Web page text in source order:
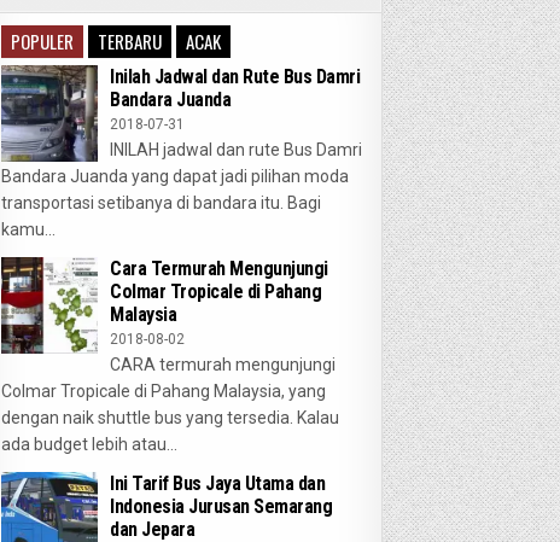
POPULER TERBARU ACAK
Inilah Jadwal dan Rute Bus Damri
Bandara Juanda
2018-07-31
INILAH jadwal dan rute Bus Damri
Bandara Juanda yang dapat jadi pilihan moda
transportasi setibanya di bandara itu. Bagi
kamu...
Cara Termurah Mengunjungi
Colmar Tropicale di Pahang
Malaysia
2018-08-02
CARA termurah mengunjungi
Colmar Tropicale di Pahang Malaysia, yang
dengan naik shuttle bus yang tersedia. Kalau
ada budget lebih atau...
Ini Tarif Bus Jaya Utama dan
Indonesia Jurusan Semarang
dan Jepara